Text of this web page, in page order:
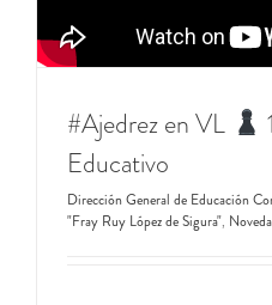
#Ajedrez en VL
Educativo
Dirección General de Educación
"Fray Ruy López de Sigura",